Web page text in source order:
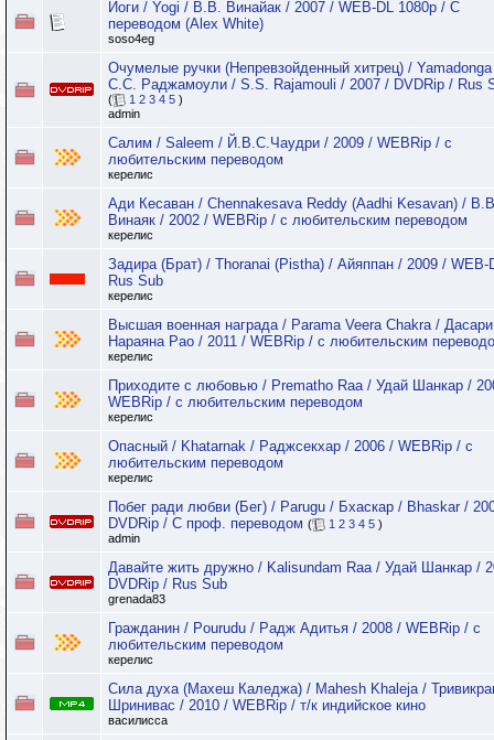
Йоги / Yogi / В.В. Винайак / 2007 / WEB-DL 1080p / С
переводом (Alex White)
soso4eg
Очумелые ручки (Непревзойденный хитрец) /
С.С. Раджамоули / S.S. Rajamouli / 2007 / DVDRip / Rus
( 1 2 3 4 5 )
admin
Салим / Saleem / Й.В.С.Чаудри / 2009 / WEBRip / с
любительским переводом
керелис
Ади Кесаван / Chennakesava Reddy (Aadhi Kesavan) /
Винаяк / 2002 / WEBRip / с любительским переводом
керелис
Задира (Брат) / Thoranai (Pistha) / Айяппан / 2009 / WEB-
Rus Sub
керелис
Высшая военная награда / Parama Veera Chakra / Дасари
Нараяна Рао / 2011 / WEBRip / с любительским
керелис
Приходите с любовью / Prematho Raa / Удай Шанкар /
WEBRip / с любительским переводом
керелис
Опасный / Khatarnak / Раджсекхар / 2006 / WEBRip / с
любительским переводом
керелис
Побег ради любви (Бег) / Parugu / Бхаскар / Bhaskar /
DVDRip / C проф. переводом ( 1 2 3 4 5 )
admin
Давайте жить дружно / Kalisundam Raa / Удай Шанкар /
DVDRip / Rus Sub
grenada83
Гражданин / Pourudu / Радж Адитья / 2008 / WEBRip / с
любительским переводом
керелис
Сила духа (Махеш Каледжа) / Mahesh Khaleja /
Шринивас / 2010 / WEBRip / т/к индийское кино
василисса